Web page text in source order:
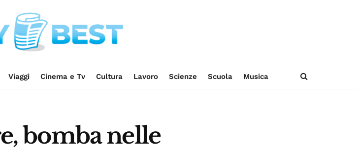
Viaggi Cinema e Tv Cultura Lavoro Scienze Scuola Musica
bomba nelle